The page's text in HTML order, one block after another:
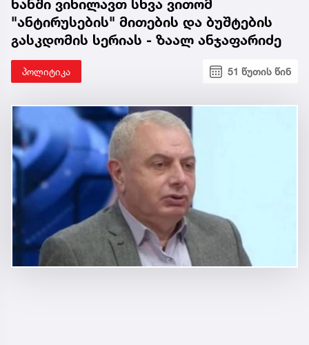
ხანში ვიხილავთ სხვა ვითომ
"ანტირუსების" მითების და ბუშტების
გასკდომის სერიას - ზაალ ანჯაფარიძე
პოლიტიკა 51 წუთის წინ